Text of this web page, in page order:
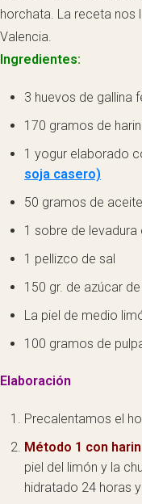
horchata. La receta nos
Valencia.
Ingredientes:
3 huevos de gallina
170 gramos de
1 yogur elaborado
soja casero)
50 gramos de
1 sobre de levadura
1 pellizco de sal
150 gr. de azúcar
La piel de medio
100 gramos de
Elaboración
Precalentamos el
Método 1 con
piel del limón y la
hidratado 24 horas